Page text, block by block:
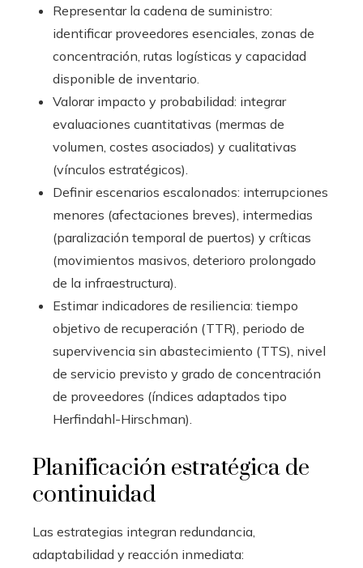
Representar la cadena de suministro:
identificar proveedores esenciales, zonas de
concentración, rutas logísticas y capacidad
disponible de inventario.
Valorar impacto y probabilidad: integrar
evaluaciones cuantitativas (mermas de
volumen, costes asociados) y cualitativas
(vínculos estratégicos).
Definir escenarios escalonados: interrupciones
menores (afectaciones breves), intermedias
(paralización temporal de puertos) y críticas
(movimientos masivos, deterioro prolongado
de la infraestructura).
Estimar indicadores de resiliencia: tiempo
objetivo de recuperación (TTR), periodo de
supervivencia sin abastecimiento (TTS), nivel
de servicio previsto y grado de concentración
de proveedores (índices adaptados tipo
Herfindahl-Hirschman).
Planificación estratégica de
continuidad
Las estrategias integran redundancia,
adaptabilidad y reacción inmediata: